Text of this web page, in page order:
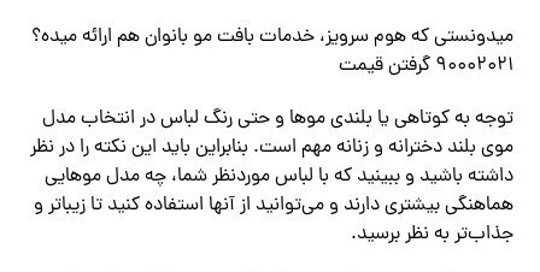
میدونستی که هوم سرویز، خدمات بافت مو بانوان هم ارائه میده؟
۹۰۰۰۲۰۲۱ گرفتن قیمت
توجه به کوتاهی یا بلندی موها و حتی رنگ لباس در انتخاب مدل
موی بلند دخترانه و زنانه مهم است. بنابراین باید این نکته را در نظر
داشته باشید و ببینید که با لباس موردنظر شما، چه مدل موهایی
هماهنگی بیشتری دارند و می‌توانید از آنها استفاده کنید تا زیباتر و
جذاب‌تر به نظر برسید.